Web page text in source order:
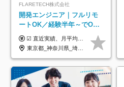
FLARETECH株式会社
開発エンジニア｜フルリモ
ートOK／経験半年～でOK
／実質還元率80～90%／前
給保証／AI系など最先端案
件多数
☑︎ 直近実績、月平均17,000円の昇給 ☑︎ 前職給与100%保証 ☑︎ 実質還元率80～90% ☑︎ 待機時も給与は満額支給 月給35万円～70万円＋交通費など各種手当 ※想定年収：4,200,000円～10,560,000円 ※経験・能力等を考慮の上で決定します。 ※上記金額には、みなし残業手当（50時間分・104,000円～212,000円）を含みます。超過分は別途追加支給します。 ┗残業時間は月平均10時間、多い時でも20時間程度と安定しております ★単価連動型の給与体系ではないため、万が一待機になってもその間の給与は満額支給しています。 ＜1年間の昇給事例をご紹介！＞ ・20代/フロントエンドエンジニア：月給274,000円→月給362,000円（＋88,000円/月） ・20代/iOSエンジニア：月給237,000円→月給287,000円（＋50,000円/月） ・20代/Androidエンジニア：月給316,000円→月給374,000円（＋58,000円/月） ・30代/Javaエンジニア（上流）：月給340,000円→月給418,000円（＋78,000円/月） ・30代/PMO：月給340,000円→月給418,000円（＋78,000円/月）
東京都_神奈川県_埼玉県_千葉県_大阪府_愛知県_北海道_青森県_岩手県_宮城県_秋田県_山形県_福島県_茨城県_栃木県_群馬県_新潟県_山梨県_長野県_富山県_石川県_福井県_静岡県_岐阜県_三重県_兵庫県_京都府_滋賀県_奈良県_和歌山県_広島県_岡山県_鳥取県_島根県_山口県_徳島県_香川県_愛媛県_高知県_福岡県_熊本県_佐賀県_長崎県_大分県_宮崎県_鹿児島県_沖縄県